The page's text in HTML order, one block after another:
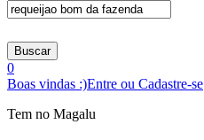
Buscar
0
Boas vindas :)Entre ou Cadastre-se
Tem no Magalu